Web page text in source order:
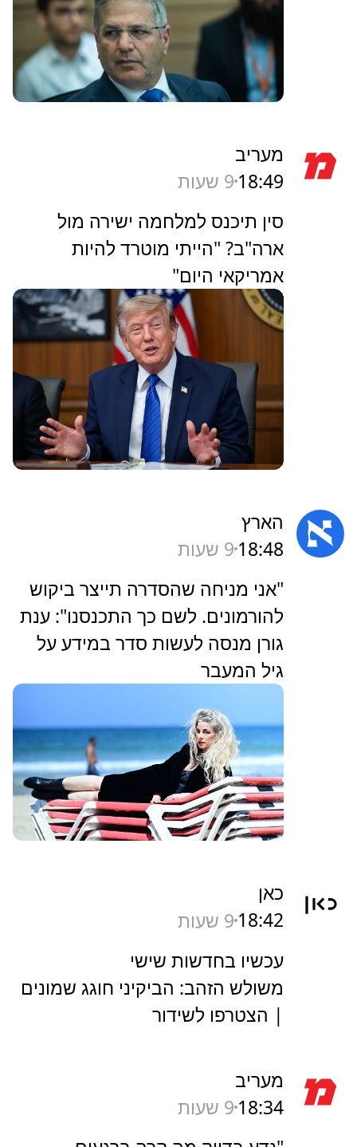
מעריב
18:49 9 שעות
סין תיכנס למלחמה ישירה מול
ארה"ב? "הייתי מוטרד להיות
אמריקאי היום"
הארץ
18:48 9 שעות
‏"אני מניחה שהסדרה תייצר ביקוש
להורמונים. לשם כך התכנסנו": ענת
גורן מנסה לעשות סדר במידע על
גיל המעבר
כאן
18:42 9 שעות
עכשיו בחדשות שישי
משולש הזהב: הביקיני חוגג שמונים
| הצטרפו לשידור
מעריב
18:34 9 שעות